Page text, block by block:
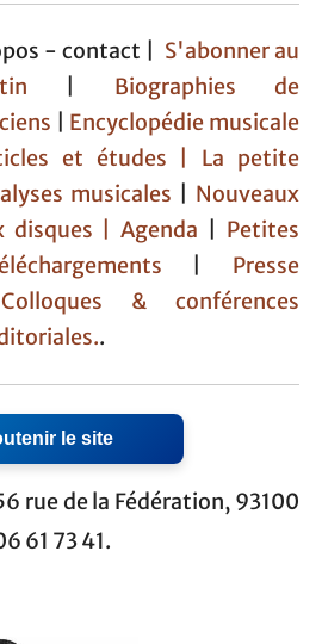
- contact | S'abonner au
Biographies de
Encyclopédie musicale
et études | La petite
musicales
Nouveaux
disques |Agenda
Petites
Presse
& conférences
.
le site
rue de la Fédération, 93100
61 73 41.